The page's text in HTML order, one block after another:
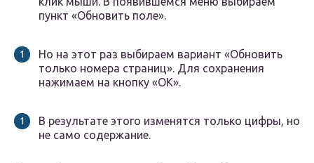
пункт «Обновить поле».
Но на этот раз выбираем вариант «Обновить
только номера страниц». Для сохранения
нажимаем на кнопку «OK».
В результате этого изменятся только цифры, но
не само содержание.